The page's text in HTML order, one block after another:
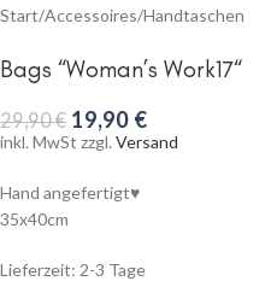
Start/Accessoires/Handtaschen
Bags “Woman’s Work17“
29,90€ 19,90 €
inkl. MwSt zzgl. Versand
Hand angefertigt♥
35x40cm
Lieferzeit: 2-3 Tage